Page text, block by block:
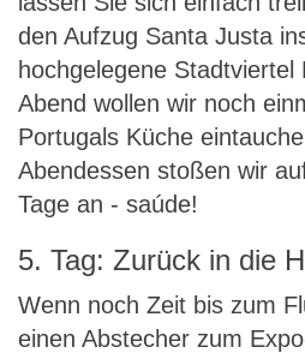
den Aufzug Santa Justa
hochgelegene Stadtviertel
Abend wollen wir noch
Portugals Küche
Abendessen stoßen wir
Tage an - saúde!
5. Tag: Zurück in die
Wenn noch Zeit bis zum
einen Abstecher zum